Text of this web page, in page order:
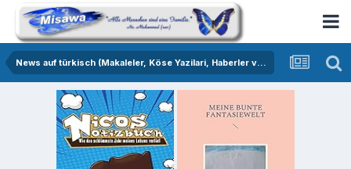
News auf türkisch (Makaleler, Köse Yazilari, Haberler vs.)